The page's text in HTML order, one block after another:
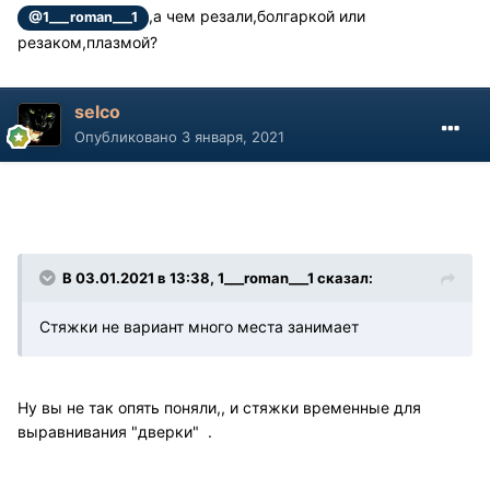
@1___roman___1
,а чем резали,болгаркой или
резаком,плазмой?
selco
Опубликовано 3 января, 2021
В 03.01.2021 в 13:38, 1___roman___1 сказал:
Стяжки не вариант много места занимает
Ну вы не так опять поняли,, и стяжки временные для
выравнивания "дверки" .